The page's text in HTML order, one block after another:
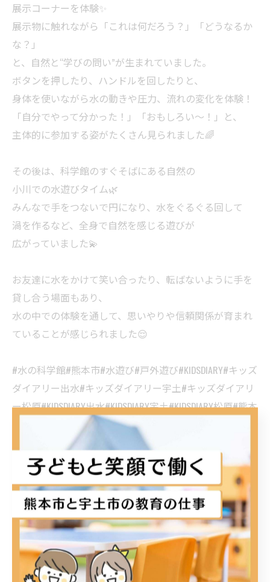
展示コーナーを体験✨
展示物に触れながら「これは何だろう？」「どうなるか
な？」
と、自然と“学びの問い”が生まれていました。
ボタンを押したり、ハンドルを回したりと、
身体を使いながら水の動きや圧力、流れの変化を体験！
「自分でやって分かった！」「おもしろい〜！」と、
主体的に参加する姿がたくさん見られました🌈
その後は、科学館のすぐそばにある自然の
小川での水遊びタイム🌿
みんなで手をつないで円になり、水をぐるぐる回して
渦を作るなど、全身で自然を感じる遊びが
広がっていました💫
お友達に水をかけて笑い合ったり、転ばないように手を
貸し合う場面もあり、
水の中での体験を通して、思いやりや信頼関係が育まれ
ていることが感じられました😌
#水の科学館#熊本市#水遊び#戸外遊び#KIDSDIARY#キッズ
ダイアリー出水#キッズダイアリー宇土#キッズダイアリ
ー松原#KIDSDIARY出水#KIDSDIARY宇土#KIDSDIARY松原#熊本
#宇土#宇土市#熊本市#放課後等デイサービス#放デイ#小
学生#中学生#高校生#子ども#療育#ダウン症#自閉症
#ADHD#LD
< 前のページ 一覧に戻る 次のページ >